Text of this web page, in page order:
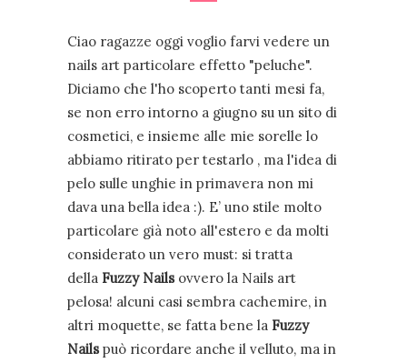
Ciao ragazze oggi voglio farvi vedere un
nails art particolare effetto "peluche".
Diciamo che l'ho scoperto tanti mesi fa,
se non erro intorno a giugno su un sito di
cosmetici, e insieme alle mie sorelle lo
abbiamo ritirato per testarlo , ma l'idea di
pelo sulle unghie in primavera non mi
dava una bella idea :). E’ uno stile molto
particolare già noto all'estero e da molti
considerato un vero must: si tratta
della Fuzzy Nailsovvero la Nails art
pelosa! alcuni casi sembra cachemire, in
altri moquette, se fatta bene la Fuzzy
Nailspuò ricordare anche il velluto, ma in